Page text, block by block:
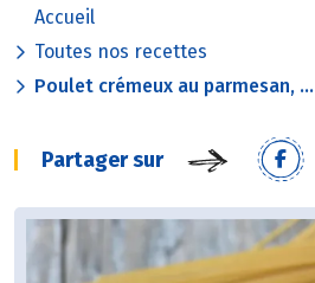
Accueil
Toutes nos recettes
Poulet crémeux au parmesan, ...
Partager sur